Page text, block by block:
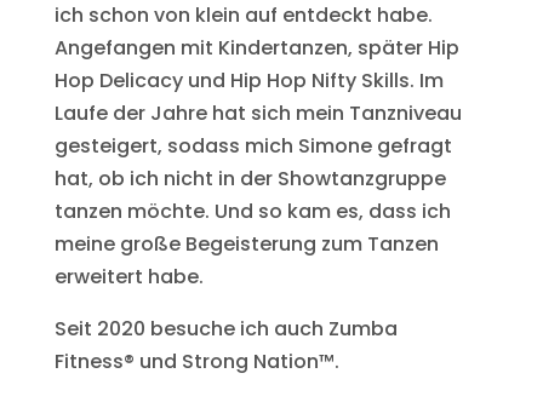
ich schon von klein auf entdeckt habe.
Angefangen mit Kindertanzen, später Hip
Hop Delicacy und Hip Hop Nifty Skills. Im
Laufe der Jahre hat sich mein Tanzniveau
gesteigert, sodass mich Simone gefragt
hat, ob ich nicht in der Showtanzgruppe
tanzen möchte. Und so kam es, dass ich
meine große Begeisterung zum Tanzen
erweitert habe.
Seit 2020 besuche ich auch Zumba
Fitness® und Strong Nation™.